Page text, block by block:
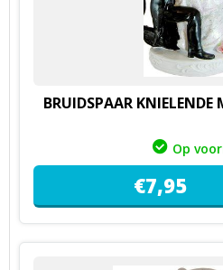
BRUIDSPAAR KNIELENDE
Op
€7,95